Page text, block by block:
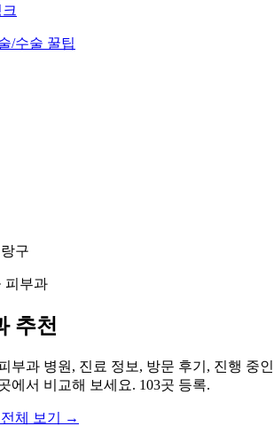
/수술 꿀팁
구
피부과
추천
부과 병원, 진료 정보, 방문 후기, 진행 중인
에서 비교해 보세요. 103곳 등록.
체 보기
→